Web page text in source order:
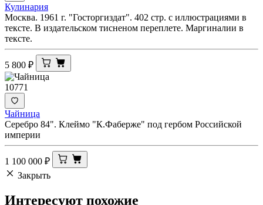
Кулинария
Москва. 1961 г. "Госторгиздат". 402 стр. с иллюстрациями в
тексте. В издательском тисненом переплете. Маргиналии в
тексте.
5 800 ₽
10771
Чайница
Серебро 84". Клеймо "К.Фаберже" под гербом Российской
империи
1 100 000 ₽
Закрыть
Интересуют похожие